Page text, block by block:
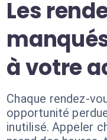
Les
à votre
Chaque rendez-
opportunité
inutilisé. Appeler